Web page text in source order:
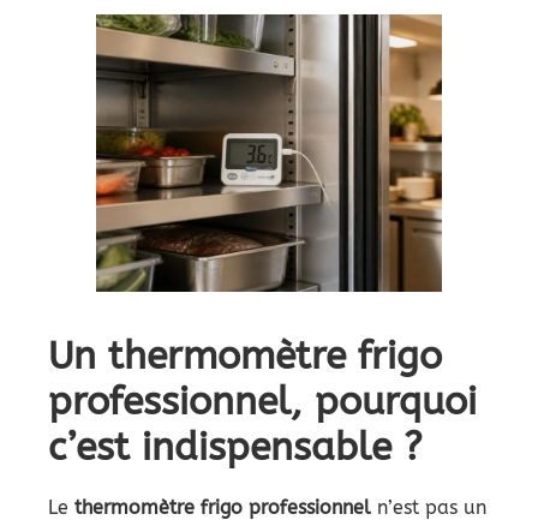
Un thermomètre frigo
professionnel, pourquoi
c’est indispensable ?
Le thermomètre frigo professionnel n’est pas un